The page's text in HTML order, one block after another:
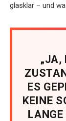
glasklar – und
„JA,
ES
KEINE